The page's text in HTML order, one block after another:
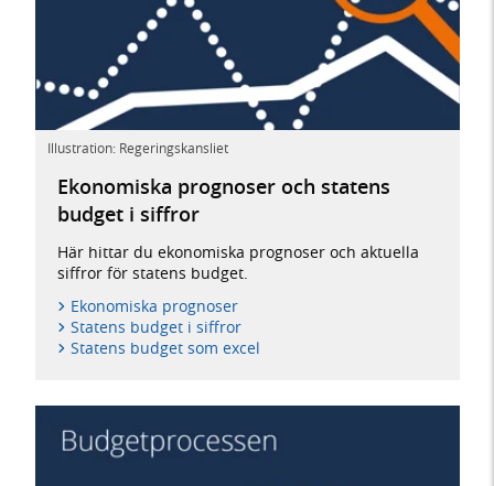
Illustration: Regeringskansliet
Ekonomiska prognoser och statens
budget i siffror
Här hittar du ekonomiska prognoser och aktuella
siffror för statens budget.
Ekonomiska prognoser
Statens budget i siffror
Statens budget som excel